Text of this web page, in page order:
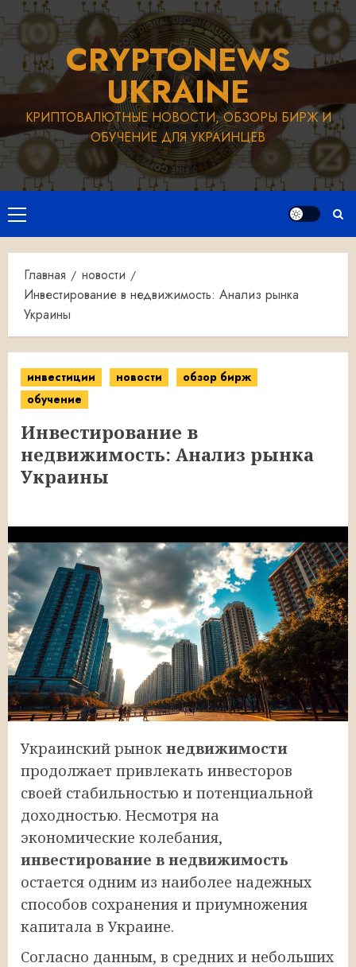
Перейти
к
содержимомуCRYPTONEWS
UKRAINE
КРИПТОВАЛЮТНЫЕ НОВОСТИ, ОБЗОРЫ БИРЖ И
ОБУЧЕНИЕ ДЛЯ УКРАИНЦЕВ
Основное
меню
Главная
новости
Инвестирование в недвижимость: Анализ рынка
Украины
инвестиции новости
обзор бирж
обучение
Инвестирование в
недвижимость: Анализ рынка
Украины
Украинский рынок недвижимости
продолжает привлекать инвесторов
своей стабильностью и потенциальной
доходностью. Несмотря на
экономические колебания,
инвестирование в недвижимость
остается одним из наиболее надежных
способов сохранения и приумножения
капитала в Украине.
Согласно данным, в средних и небольших